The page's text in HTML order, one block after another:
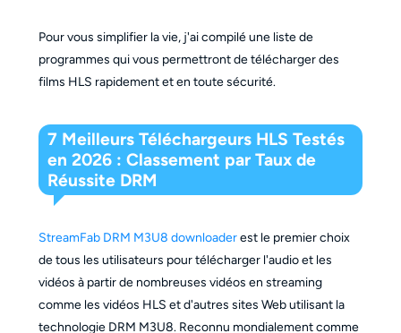
Pour vous simplifier la vie, j'ai compilé une liste de
programmes qui vous permettront de télécharger des
films HLS rapidement et en toute sécurité.
7 Meilleurs Téléchargeurs HLS Testés
en 2026 : Classement par Taux de
Réussite DRM
StreamFab DRM M3U8 downloaderest le premier choix
de tous les utilisateurs pour télécharger l'audio et les
vidéos à partir de nombreuses vidéos en streaming
comme les vidéos HLS et d'autres sites Web utilisant la
technologie DRM M3U8. Reconnu mondialement comme